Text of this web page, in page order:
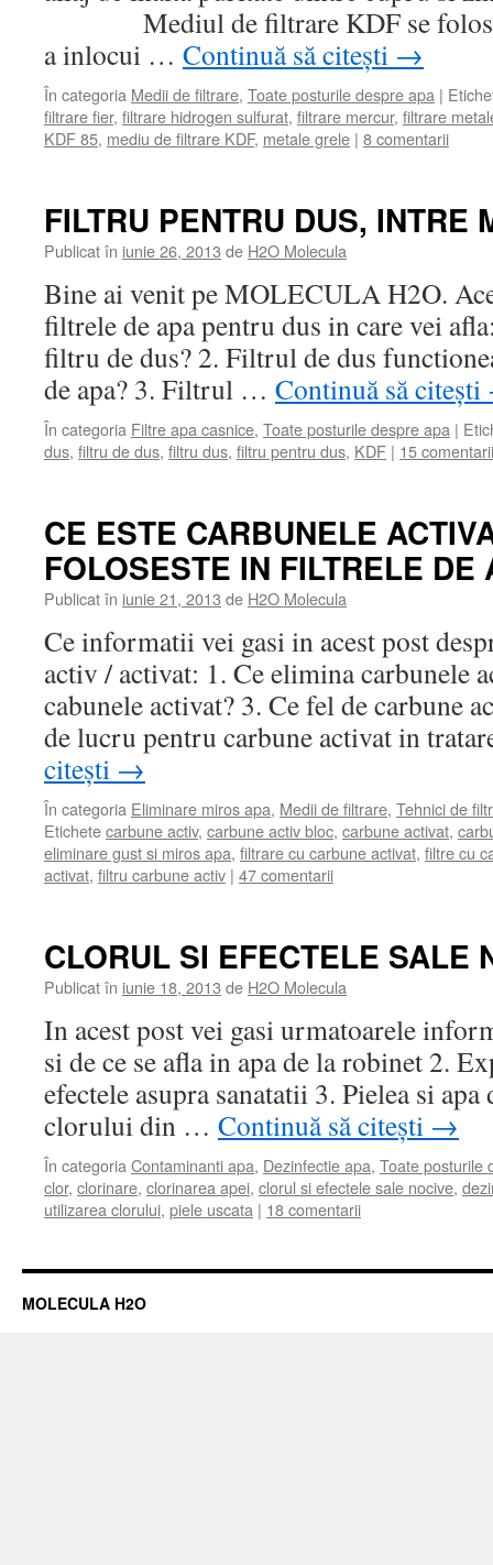
Mediul de filtrare KDF se
a inlocui … Continuă să citești →
În categoria Medii de filtrare, Toate posturile despre apa |
filtrare fier, filtrare hidrogen sulfurat, filtrare mercur, filtrare
KDF 85, mediu de filtrare KDF, metale grele | 8 comentarii
FILTRU PENTRU DUS,
Publicat în iunie 26, 2013 de H2O Molecula
Bine ai venit pe MOLECULA H2O.
filtrele de apa pentru dus in care vei
filtru de dus? 2. Filtrul de dus
de apa? 3. Filtrul … Continuă să citești
În categoria Filtre apa casnice, Toate posturile despre apa |
dus, filtru de dus, filtru dus, filtru pentru dus, KDF | 15 comentarii
CE ESTE CARBUNELE
FOLOSESTE IN FILTRELE DE
Publicat în iunie 21, 2013 de H2O Molecula
Ce informatii vei gasi in acest post
activ / activat: 1. Ce elimina carbunele
cabunele activat? 3. Ce fel de carbune
de lucru pentru carbune activat in
citești →
În categoria Eliminare miros apa, Medii de filtrare, Tehnici de
Etichetecarbune activ, carbune activ bloc, carbune activat,
eliminare gust si miros apa, filtrare cu carbune activat, filtre cu
activat, filtru carbune activ | 47 comentarii
CLORUL SI EFECTELE SALE
Publicat în iunie 18, 2013 de H2O Molecula
In acest post vei gasi urmatoarele
si de ce se afla in apa de la robinet 2.
efectele asupra sanatatii 3. Pielea si
clorului din … Continuă să citești →
În categoria Contaminanti apa, Dezinfectie apa, Toate posturile
clor, clorinare, clorinarea apei, clorul si efectele sale nocive,
utilizarea clorului, piele uscata | 18 comentarii
MOLECULA H2O